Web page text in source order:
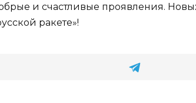
и счастливые проявления.
ракете»!